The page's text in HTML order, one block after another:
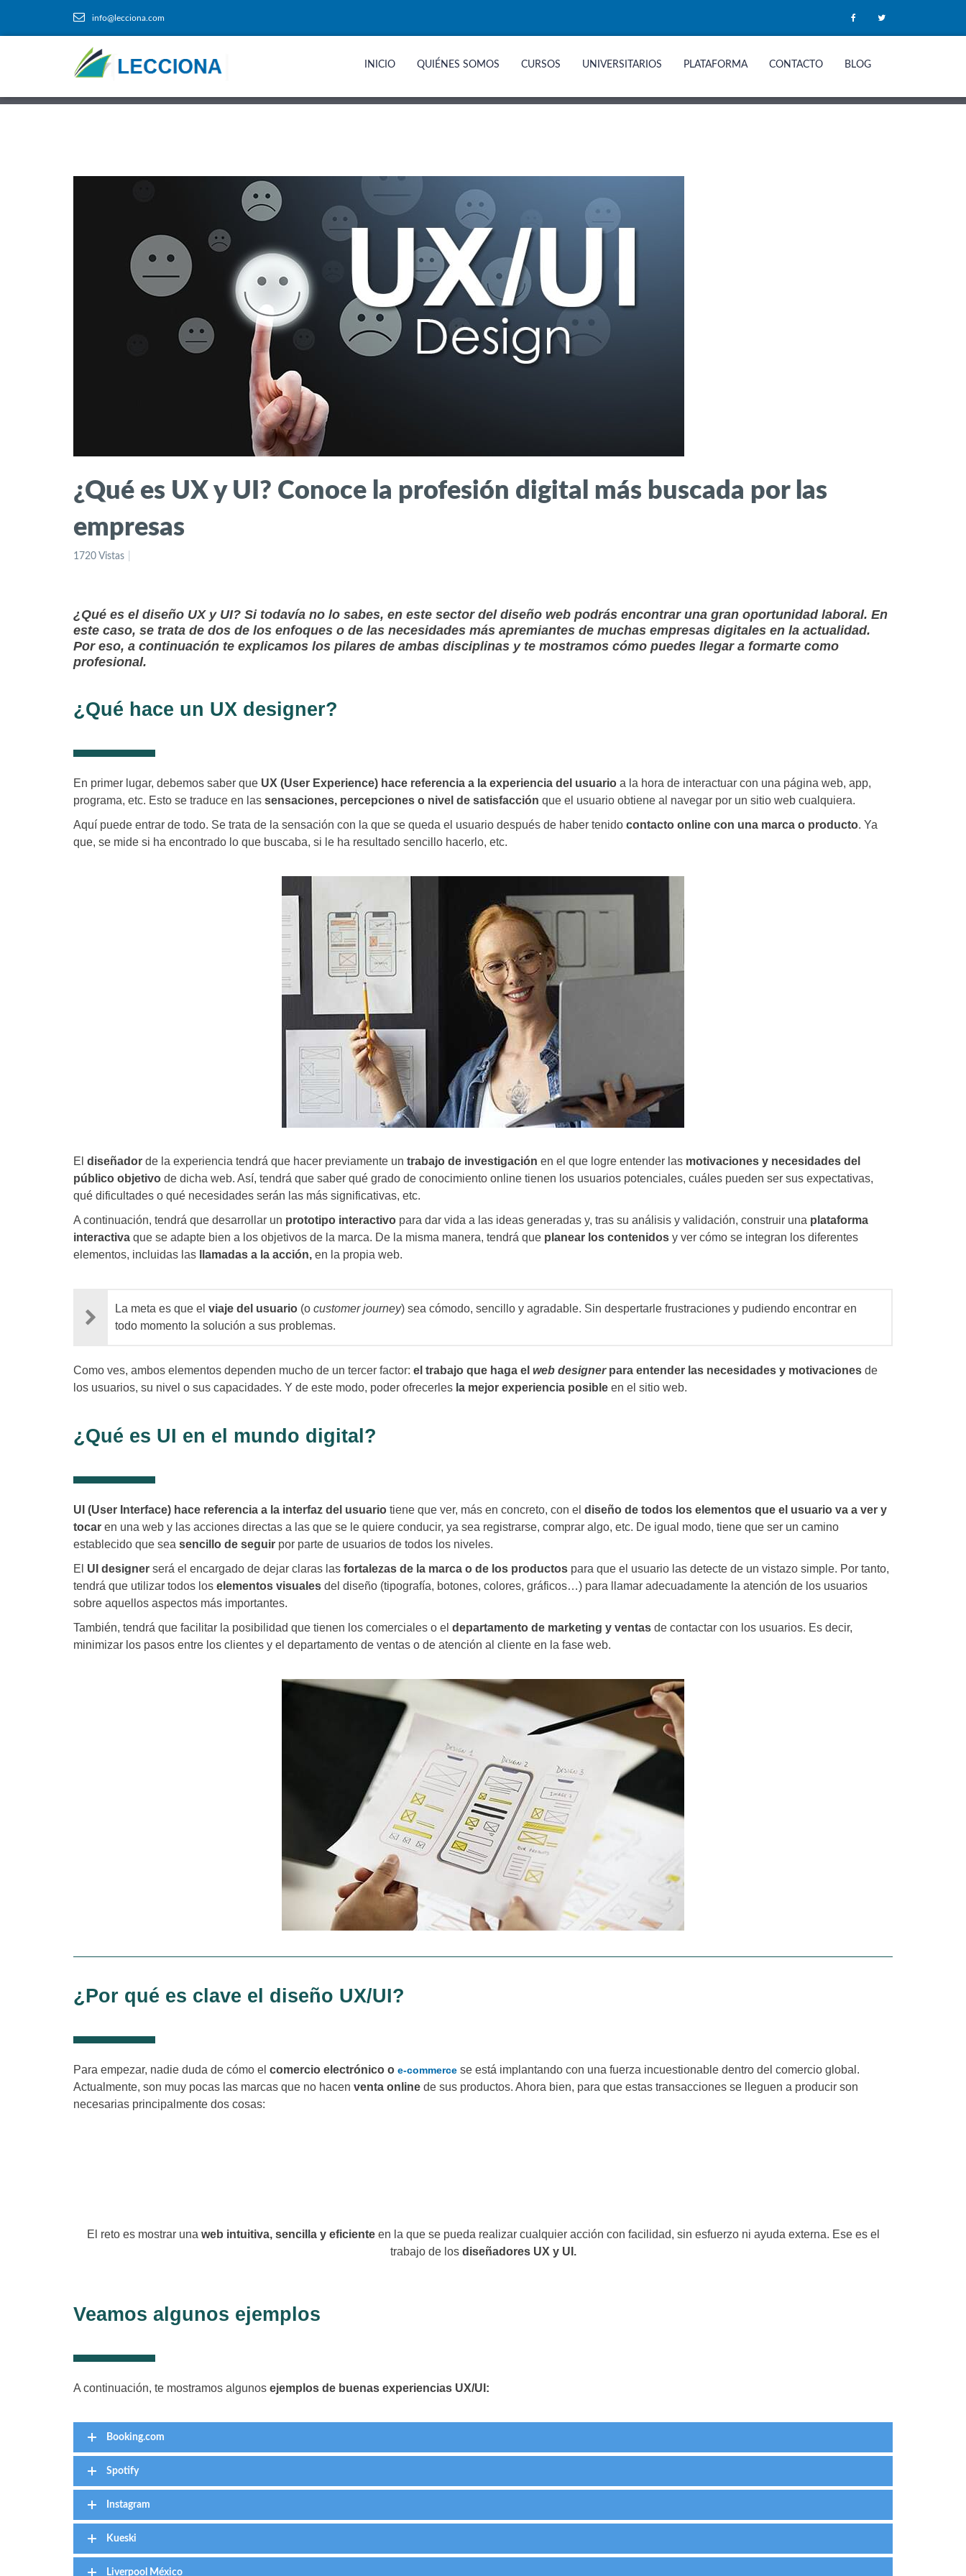
info@lecciona.com
INICIO QUIÉNES SOMOS CURSOS UNIVERSITARIOS PLATAFORMA CONTACTO BLOG
¿Qué es UX y UI? Conoce la profesión digital más buscada por las
empresas
1720 Vistas
¿Qué es el diseño UX y UI? Si todavía no lo sabes, en este sector del diseño web podrás encontrar una gran oportunidad laboral. En
este caso, se trata de dos de los enfoques o de las necesidades más apremiantes de muchas empresas digitales en la actualidad.
Por eso, a continuación te explicamos los pilares de ambas disciplinas y te mostramos cómo puedes llegar a formarte como
profesional.
¿Qué hace un UX designer?
En primer lugar, debemos saber que UX (User Experience) hace referencia a la experiencia del usuario a la hora de interactuar con una página web, app,
programa, etc. Esto se traduce en las sensaciones, percepciones o nivel de satisfacción que el usuario obtiene al navegar por un sitio web cualquiera.
Aquí puede entrar de todo. Se trata de la sensación con la que se queda el usuario después de haber tenido contacto online con una marca o producto. Ya
que, se mide si ha encontrado lo que buscaba, si le ha resultado sencillo hacerlo, etc.
El diseñador de la experiencia tendrá que hacer previamente un trabajo de investigación en el que logre entender las motivaciones y necesidades del
público objetivo de dicha web. Así, tendrá que saber qué grado de conocimiento online tienen los usuarios potenciales, cuáles pueden ser sus expectativas,
qué dificultades o qué necesidades serán las más significativas, etc.
A continuación, tendrá que desarrollar un prototipo interactivo para dar vida a las ideas generadas y, tras su análisis y validación, construir una plataforma
interactiva que se adapte bien a los objetivos de la marca. De la misma manera, tendrá que planear los contenidos y ver cómo se integran los diferentes
elementos, incluidas las
llamadas a la acción, en la propia web.
La meta es que el viaje del usuario (o customer journey) sea cómodo, sencillo y agradable. Sin despertarle frustraciones y pudiendo encontrar en
todo momento la solución a sus problemas.
Como ves, ambos elementos dependen mucho de un tercer factor: el trabajo que haga el web designerpara entender las necesidades y motivaciones de
los usuarios, su nivel o sus capacidades. Y de este modo, poder ofrecerles la mejor experiencia posible en el sitio web.
¿Qué es UI en el mundo digital?
UI (User Interface) hace referencia a la interfaz del usuario tiene que ver, más en concreto, con el diseño de todos los elementos que el usuario va a ver y
tocar en una web y las acciones directas a las que se le quiere conducir, ya sea registrarse, comprar algo, etc. De igual modo, tiene que ser un camino
establecido que sea sencillo de seguir por parte de usuarios de todos los niveles.
El UI designer será el encargado de dejar claras las fortalezas de la marca o de los productos para que el usuario las detecte de un vistazo simple. Por tanto,
tendrá que utilizar todos los elementos visuales del diseño (tipografía, botones, colores, gráficos…) para llamar adecuadamente la atención de los usuarios
sobre aquellos aspectos más importantes.
También, tendrá que facilitar la posibilidad que tienen los comerciales o el departamento de marketing y ventas de contactar con los usuarios. Es decir,
minimizar los pasos entre los clientes y el departamento de ventas o de atención al cliente en la fase web.
¿Por qué es clave el diseño UX/UI?
Para empezar, nadie duda de cómo el comercio electrónico o e-commerce se está implantando con una fuerza incuestionable dentro del comercio global.
Actualmente, son muy pocas las marcas que no hacen venta online de sus productos. Ahora bien, para que estas transacciones se lleguen a producir son
necesarias principalmente dos cosas:
El reto es mostrar una web intuitiva, sencilla y eficienteen la que se pueda realizar cualquier acción con facilidad, sin esfuerzo ni ayuda externa. Ese es el
trabajo de losdiseñadores UX y UI.
Veamos algunos ejemplos
A continuación, te mostramos algunos ejemplos de buenas experiencias UX/UI:
Booking.com
Spotify
Instagram
Kueski
Liverpool México